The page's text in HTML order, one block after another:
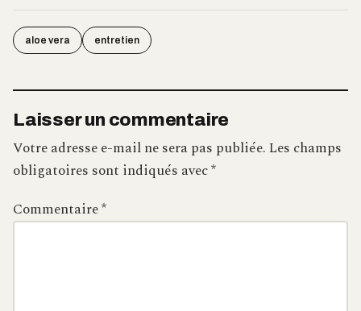
aloe vera entretien
Laisser un commentaire
Votre adresse e-mail ne sera pas publiée.Les champs
obligatoires sont indiqués avec*
Commentaire*